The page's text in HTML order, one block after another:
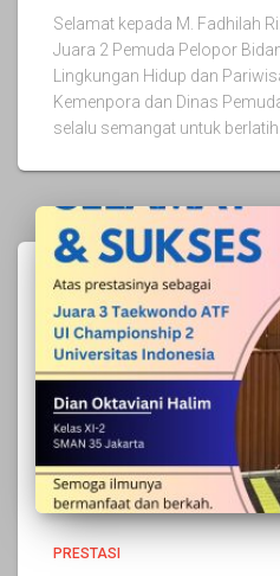
Selamat kepada M. Fadhilah
Juara 2 Pemuda Pelopor
Lingkungan Hidup dan
Kemenpora dan Dinas
selalu semangat untuk
PRESTASI